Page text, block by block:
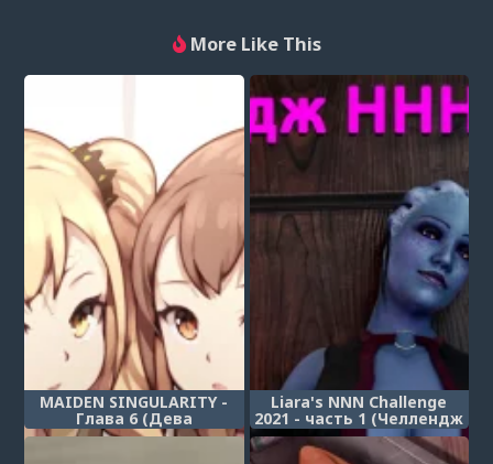
More Like This
MAIDEN SINGULARITY -
Глава 6 (Дева
сингулярности)
Liara's NNN Challenge
2021 - часть 1 (Челлендж
ННН Лиары)